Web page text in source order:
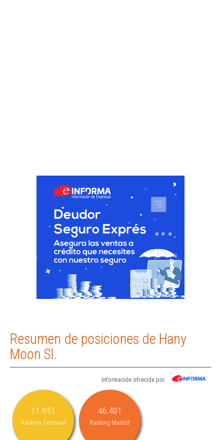
Resumen de posiciones de Hany
Moon Sl.
Información ofrecida por
11.951
Ranking Sectorial
46.401
Ranking Madrid